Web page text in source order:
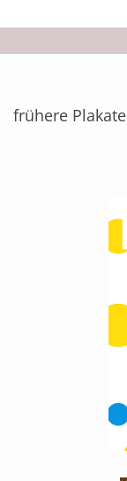
frühere Plakate